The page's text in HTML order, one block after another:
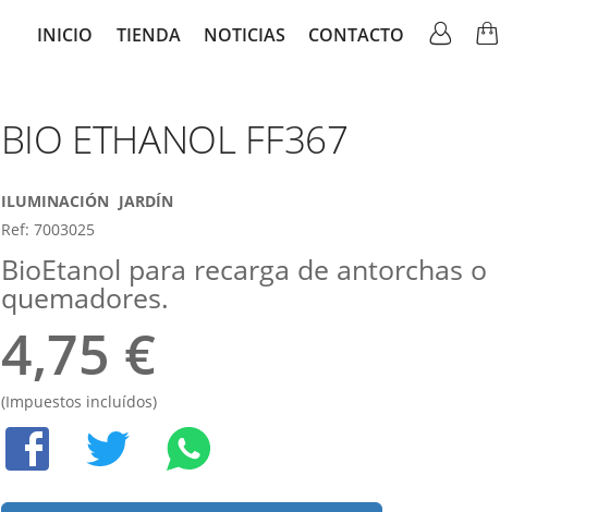
Main
INICIO TIENDA NOTICIAS CONTACTO
BIO ETHANOL FF367
ILUMINACIÓN JARDÍN
Ref: 7003025
BioEtanol para recarga de antorchas o
quemadores.
4,75 €
(Impuestos incluídos)